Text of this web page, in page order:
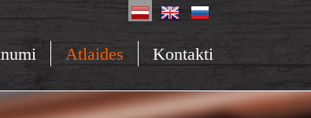
Atlaides Kontakti